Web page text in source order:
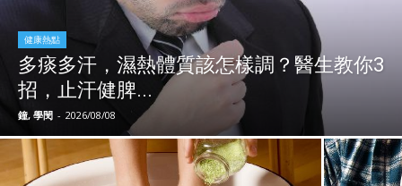
健康熱點
多痰多汗，濕熱體質該怎樣調？醫生教你3
招，止汗健脾...
鐘, 學閔 - 2026/08/08